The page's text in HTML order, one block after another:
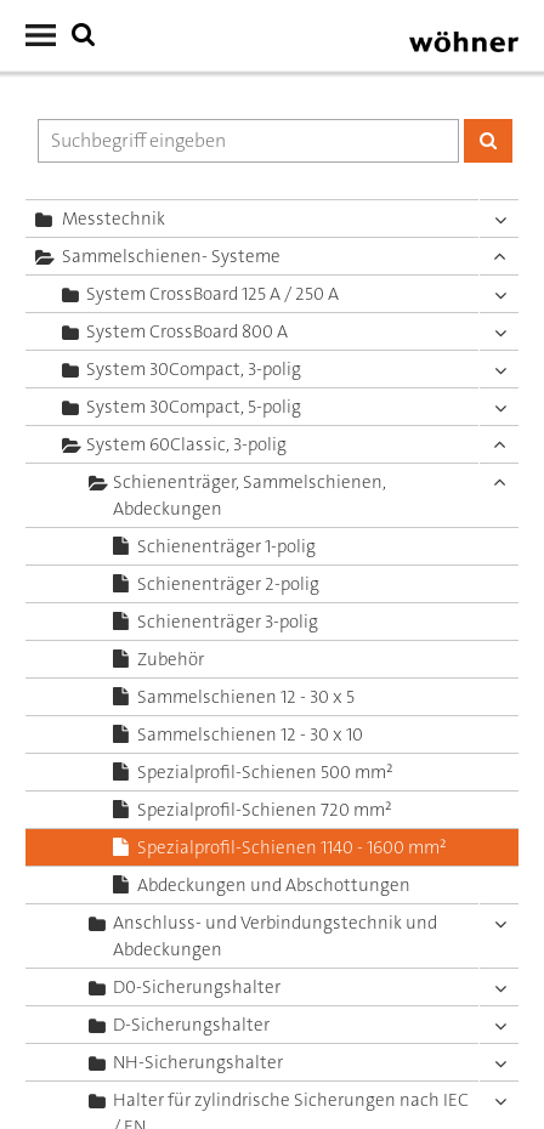
Messtechnik
Sammelschienen- Systeme
System CrossBoard 125 A / 250 A
System CrossBoard 800 A
System 30Compact, 3-polig
System 30Compact, 5-polig
System 60Classic, 3-polig
Schienenträger, Sammelschienen,
Abdeckungen
Schienenträger 1-polig
Schienenträger 2-polig
Schienenträger 3-polig
Zubehör
Sammelschienen 12 - 30 x 5
Sammelschienen 12 - 30 x 10
Spezialprofil-Schienen 500 mm²
Spezialprofil-Schienen 720 mm²
Spezialprofil-Schienen 1140 - 1600 mm²
Abdeckungen und Abschottungen
Anschluss- und Verbindungstechnik und
Abdeckungen
D0-Sicherungshalter
D-Sicherungshalter
NH-Sicherungshalter
Halter für zylindrische Sicherungen nach IEC